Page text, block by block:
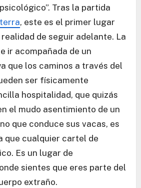
Tras la partida
, este es el primer lugar
de seguir adelante. La
ir acompañada de un
que los caminos a través del
ser físicamente
hospitalidad, que quizás
el mudo asentimiento de un
que conduce sus vacas, es
que cualquier cartel de
Es un lugar de
sientes que eres parte del
extraño.